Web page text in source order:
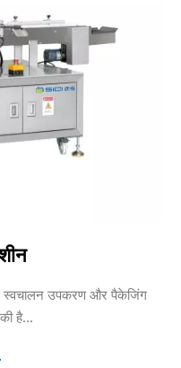
स्वचालन उपकरण और पैकेजिंग
है...